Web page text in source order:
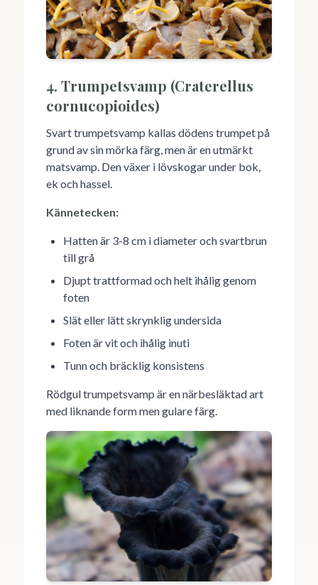
4. Trumpetsvamp (Craterellus
cornucopioides)
Svart trumpetsvamp kallas dödens trumpet på
grund av sin mörka färg, men är en utmärkt
matsvamp. Den växer i lövskogar under bok,
ek och hassel.
Kännetecken:
Hatten är 3-8 cm i diameter och svartbrun
till grå
Djupt trattformad och helt ihålig genom
foten
Slät eller lätt skrynklig undersida
Foten är vit och ihålig inuti
Tunn och bräcklig konsistens
Rödgul trumpetsvamp är en närbesläktad art
med liknande form men gulare färg.